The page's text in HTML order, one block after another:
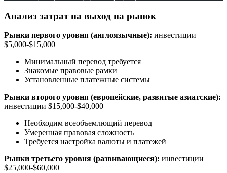
Анализ затрат на выход на рынок
Рынки первого уровня (англоязычные): инвестиции
$5,000-$15,000
Минимальный перевод требуется
Знакомые правовые рамки
Установленные платежные системы
Рынки второго уровня (европейские, развитые азиатские):
инвестиции $15,000-$40,000
Необходим всеобъемлющий перевод
Умеренная правовая сложность
Требуется настройка валюты и платежей
Рынки третьего уровня (развивающиеся): инвестиции
$25,000-$60,000